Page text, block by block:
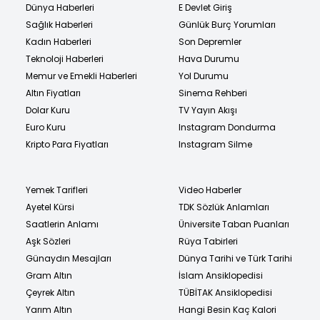
Dünya Haberleri
Sağlık Haberleri
Kadın Haberleri
Teknoloji Haberleri
Memur ve Emekli Haberleri
Altın Fiyatları
Dolar Kuru
Euro Kuru
Kripto Para Fiyatları
E Devlet Giriş
Günlük Burç Yorumları
Son Depremler
Hava Durumu
Yol Durumu
Sinema Rehberi
TV Yayın Akışı
Instagram Dondurma
Instagram Silme
Yemek Tarifleri
Ayetel Kürsi
Saatlerin Anlamı
Aşk Sözleri
Günaydın Mesajları
Gram Altın
Çeyrek Altın
Yarım Altın
Video Haberler
TDK Sözlük Anlamları
Üniversite Taban Puanları
Rüya Tabirleri
Dünya Tarihi ve Türk Tarihi
İslam Ansiklopedisi
TÜBİTAK Ansiklopedisi
Hangi Besin Kaç Kalori